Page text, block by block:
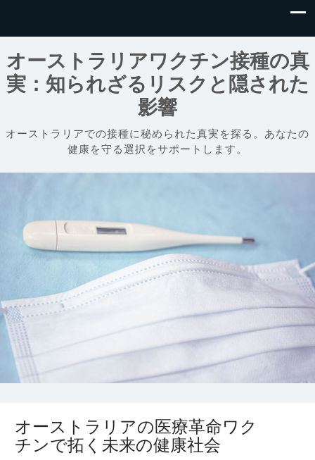
オーストラリアワクチン接種の真
実：知られざるリスクと隠された
影響
オーストラリアでの接種に秘められた真実を探る。あなたの
健康を守る選択をサポートします。
オーストラリアの医療革命ワク
チンで拓く未来の健康社会